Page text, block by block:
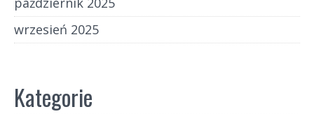
wrzesień 2025
Kategorie